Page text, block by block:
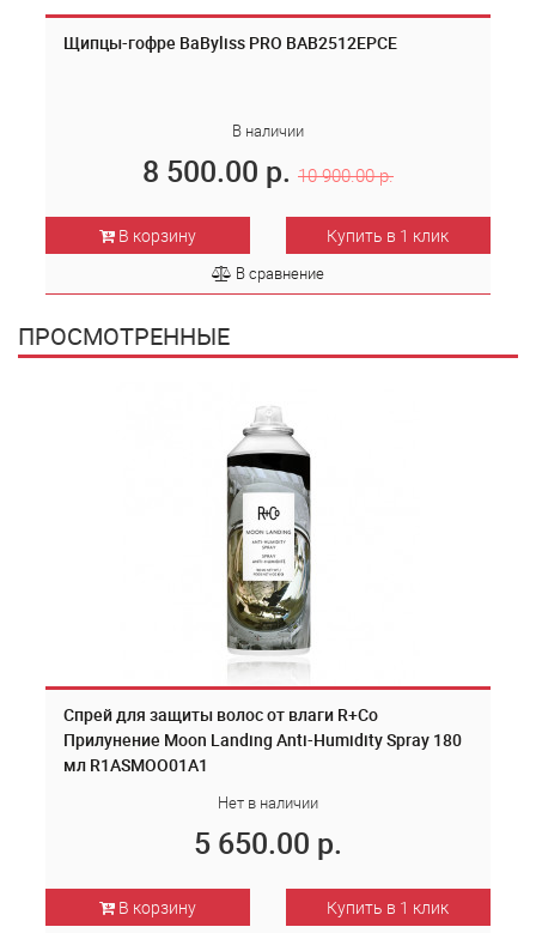
Щипцы-гофре BaByliss PRO BAB2512EPCE
В наличии
8 500.00 р. 10 900.00 р.
В корзину Купить в 1 клик
В сравнение
ПРОСМОТРЕННЫЕ
Спрей для защиты волос от влаги R+Co
Прилунение Moon Landing Anti-Humidity Spray 180
мл R1ASMOO01A1
Нет в наличии
5 650.00 р.
В корзину Купить в 1 клик